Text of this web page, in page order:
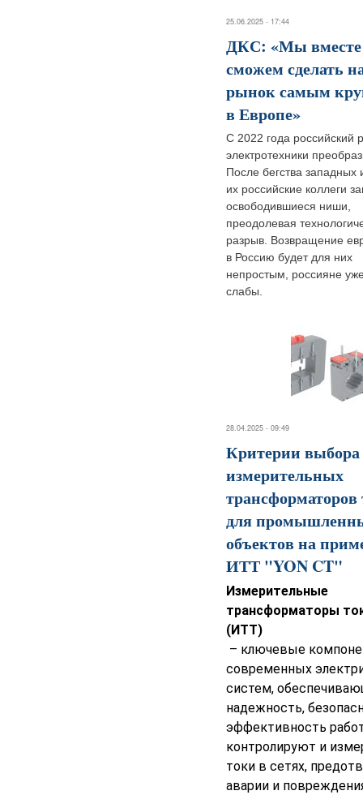
25.06.2025 - 17:44
ДКС: «Мы вместе
сможем сделать
рынок самым
в Европе»
С 2022 года российский
электротехники
После бегства западных
их российские коллеги
освободившиеся ниши,
преодолевая
разрыв. Возвращение
в Россию будет для них
непростым, россияне
слабы.
28.04.2025 - 09:49
Критерии выбора
измерительных
трансформаторов
для
объектов на
ИТТ "YON CT"
Измерительные
трансформаторы
(ИТТ)
– ключевые
современных
систем,
надежность,
эффективность
контролируют и
токи в сетях,
аварии и